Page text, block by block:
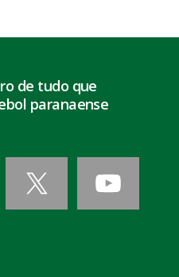
de tudo que
paranaense